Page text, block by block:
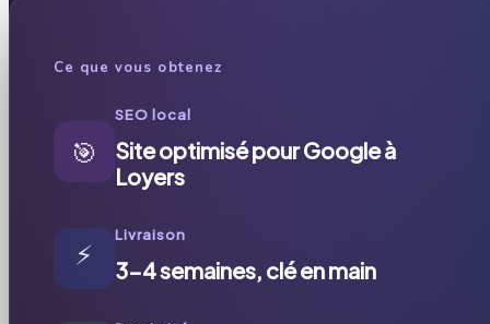
Ce que vous obtenez
🎯
SEO local
Site optimisé pour Google à
Loyers
⚡
Livraison
3-4 semaines, clé en main